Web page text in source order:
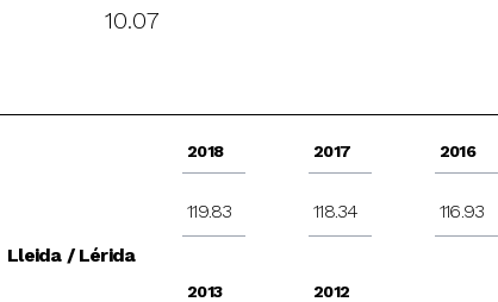
10.07
Lleida / Lérida
2018
119.83
2017
118.34
2016
116.93
2013 2012